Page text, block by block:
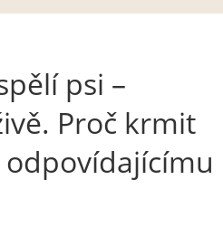
psi –
Proč krmit